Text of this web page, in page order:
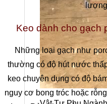
Keo dành cho gạch
Những loại gạch như
thường có độ hút nước
keo chuyên dụng có độ
nguy cơ bong tróc hoặc